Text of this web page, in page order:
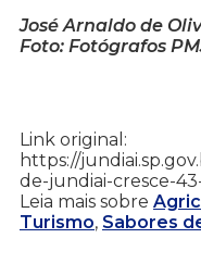
José Arnaldo de
Foto: Fotógrafos
Link original:
https://
de-jundiai-cresce-
Leia mais sobre
Turismo, Sabores